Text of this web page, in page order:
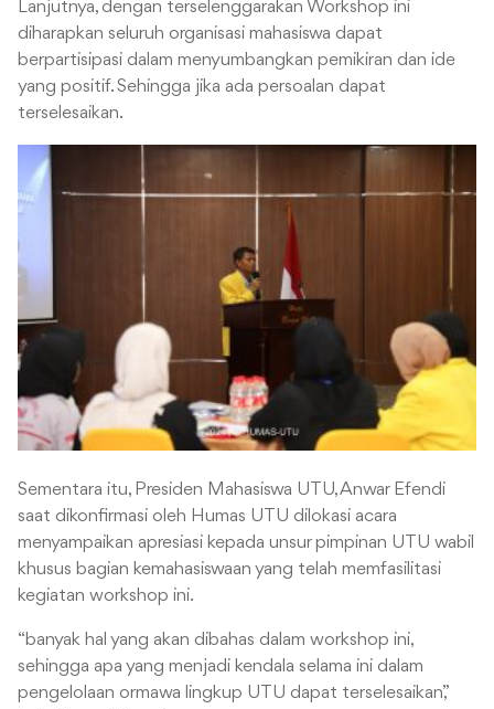
Lanjutnya, dengan terselenggarakan Workshop ini
diharapkan seluruh organisasi mahasiswa dapat
berpartisipasi dalam menyumbangkan pemikiran dan ide
yang positif. Sehingga jika ada persoalan dapat
terselesaikan.
Sementara itu, Presiden Mahasiswa UTU, Anwar Efendi
saat dikonfirmasi oleh Humas UTU dilokasi acara
menyampaikan apresiasi kepada unsur pimpinan UTU wabil
khusus bagian kemahasiswaan yang telah memfasilitasi
kegiatan workshop ini.
“banyak hal yang akan dibahas dalam workshop ini,
sehingga apa yang menjadi kendala selama ini dalam
pengelolaan ormawa lingkup UTU dapat terselesaikan,”